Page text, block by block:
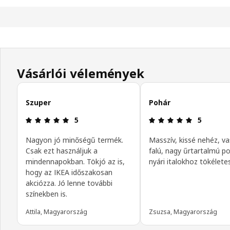
Vásárlói vélemények
Vásárlói vélemények kihagyása
Szuper
Értékelés: 5 / 5 csillagok.
5
Nagyon jó minőségű termék.
Csak ezt használjuk a
mindennapokban. Tökjó az is,
hogy az IKEA időszakosan
akciózza. Jó lenne további
színekben is.
Attila, Magyarország
Pohár
Értékelés:
5
Masszív, kissé nehéz,
falú, nagy űrtartalmú
nyári italokhoz
Zsuzsa, Magyarország